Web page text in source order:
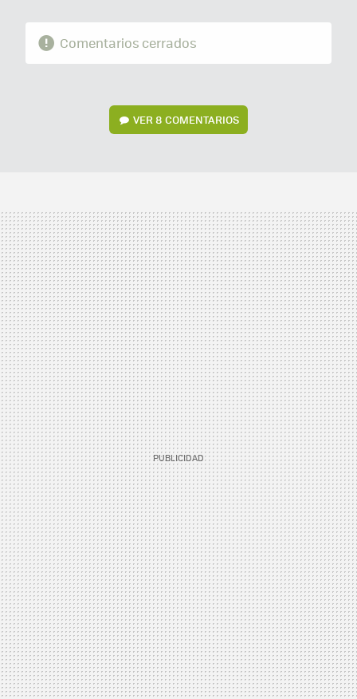
Comentarios cerrados
VER8 COMENTARIOS